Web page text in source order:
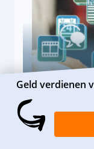
Geld
sind die
Geld verdienen